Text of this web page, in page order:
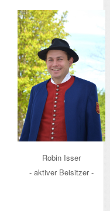
Robin Isser
- aktiver Beisitzer -